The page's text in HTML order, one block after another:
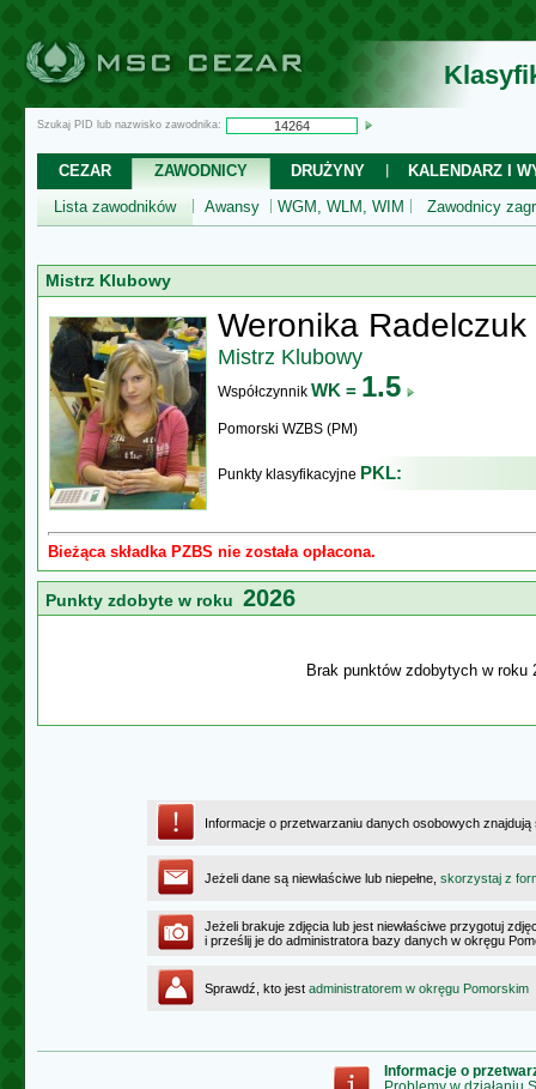
Szukaj PID lub nazwisko zawodnika:
CEZAR ZAWODNICY DRUŻYNY
KALENDARZ I
Lista zawodników
Awansy WGM, WLM, WIM Zawodnicy
Mistrz Klubowy
Weronika Radelczuk
Mistrz Klubowy
Współczynnik WK = 1.5
Pomorski WZBS (PM)
Punkty klasyfikacyjne PKL:
Bieżąca składka PZBS nie została opłacona.
Punkty zdobyte w roku 2026
Brak punktów zdobytych w roku
Informacje o przetwarzaniu danych osobowych
Jeżeli dane są niewłaściwe lub niepełne, skorzystaj z
Jeżeli brakuje zdjęcia lub jest niewłaściwe przygotuj
i prześlij je do administratora bazy danych w okręgu
Sprawdź, kto jest administratorem w okręgu Pomorskim
Informacje o